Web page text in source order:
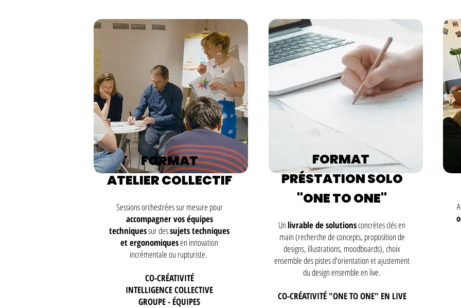
FORMAT
ATELIER COLLECTIF
Sessions orchestrées sur mesure pour
accompagner vos équipes
techniquessur dessujets techniques
et ergonomiquesen innovation
incrémentale ou rupturiste.
CO-CRÉATIVITÉ
INTELLIGENCE COLLECTIVE
GROUPE - ÉQUIPES
FORMAT
PRÉSTATION SOLO
"ONE TO ONE"
Un livrable de solutionsconcrètes clés en
main (recherche de concepts, proposition de
designs, illustrations, moodboards), choix
ensemble des pistes d'orientation et ajustement
du design ensemble en live.
CO-CRÉATIVITÉ "ONE TO ONE" EN LIVE